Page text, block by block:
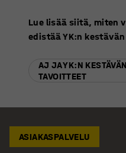
Lue lisää siitä, miten
edistää YK:n
AJ JA YK:N
TAVOITTEET
ASIAKASPALVELU